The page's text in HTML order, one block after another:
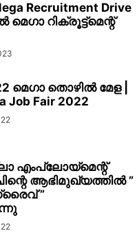
Recruitment Drive
റിക്രൂട്ട്മെന്റ്
മെഗാ തൊഴിൽ മേള |
Job Fair 2022
എംപ്ലോയ്‌മെന്റ്
ആഭിമുഖ്യത്തിൽ ”
”